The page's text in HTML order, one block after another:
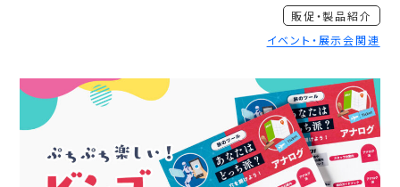
販促・製品紹介
イベント・展示会関連